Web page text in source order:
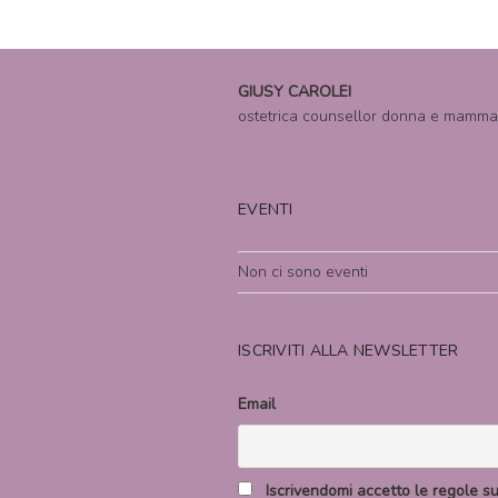
GIUSY CAROLEI
ostetrica counsellor donna e mamma
EVENTI
Non ci sono eventi
ISCRIVITI ALLA NEWSLETTER
Email
Iscrivendomi accetto le regole